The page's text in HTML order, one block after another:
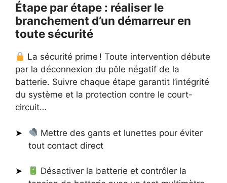
Étape par étape : réaliser le
branchement d’un démarreur en
toute sécurité
La sécurité prime ! Toute intervention débute
par la déconnexion du pôle négatif de la
batterie. Suivre chaque étape garantit l’intégrité
du système et la protection contre le court-
circuit…
Mettre des gants et lunettes pour éviter
tout contact direct
Désactiver la batterie et contrôler la